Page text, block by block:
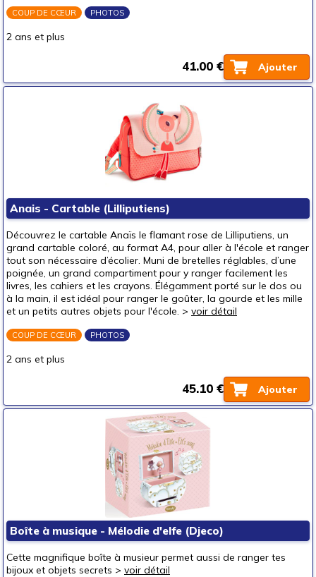
COUP DE CŒUR PHOTOS
2 ans et plus
Ajouter
41.00 €
Anais - Cartable (Lilliputiens)
Découvrez le cartable Anaïs le flamant rose de Lilliputiens, un
grand cartable coloré, au format A4, pour aller à l'école et ranger
tout son nécessaire d’écolier. Muni de bretelles réglables, d’une
poignée, un grand compartiment pour y ranger facilement les
livres, les cahiers et les crayons. Élégamment porté sur le dos ou
à la main, il est idéal pour ranger le goûter, la gourde et les mille
et un petits autres objets pour l'école. > voir détail
COUP DE CŒUR PHOTOS
2 ans et plus
Ajouter
45.10 €
Boîte à musique - Mélodie d'elfe (Djeco)
Cette magnifique boîte à musieur permet aussi de ranger tes
bijoux et objets secrets > voir détail